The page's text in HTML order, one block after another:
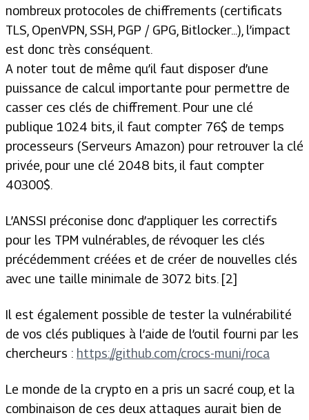
nombreux protocoles de chiffrements (certificats
TLS, OpenVPN, SSH, PGP / GPG, Bitlocker...), l’impact
est donc très conséquent.
A noter tout de même qu’il faut disposer d’une
puissance de calcul importante pour permettre de
casser ces clés de chiffrement. Pour une clé
publique 1024 bits, il faut compter 76$ de temps
processeurs (Serveurs Amazon) pour retrouver la clé
privée, pour une clé 2048 bits, il faut compter
40300$.
L’ANSSI préconise donc d’appliquer les correctifs
pour les TPM vulnérables, de révoquer les clés
précédemment créées et de créer de nouvelles clés
avec une taille minimale de 3072 bits. [2]
Il est également possible de tester la vulnérabilité
de vos clés publiques à l’aide de l’outil fourni par les
chercheurs : https://github.com/crocs-muni/roca
Le monde de la crypto en a pris un sacré coup, et la
combinaison de ces deux attaques aurait bien de